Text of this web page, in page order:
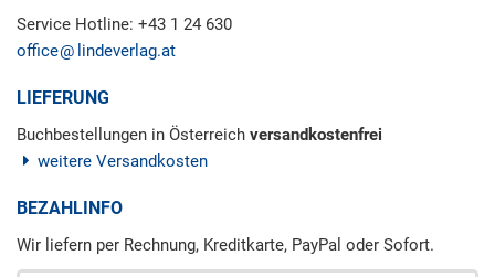
Service Hotline: +43 1 24 630
office
lindeverlag.at
LIEFERUNG
Buchbestellungen in Österreich versandkostenfrei
weitere Versandkosten
BEZAHLINFO
Wir liefern per Rechnung, Kreditkarte, PayPal oder Sofort.